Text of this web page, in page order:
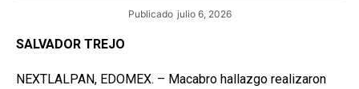
Publicado julio 6, 2026
SALVADOR TREJO
NEXTLALPAN, EDOMEX. – Macabro hallazgo realizaron